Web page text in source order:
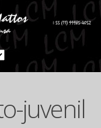
juvenil